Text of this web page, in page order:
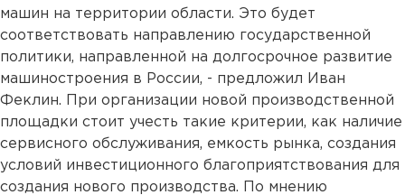
машин на территории области. Это будет
соответствовать направлению государственной
политики, направленной на долгосрочное развитие
машиностроения в России, - предложил Иван
Феклин. При организации новой производственной
площадки стоит учесть такие критерии, как наличие
сервисного обслуживания, емкость рынка, создания
условий инвестиционного благоприятствования для
создания нового производства. По мнению